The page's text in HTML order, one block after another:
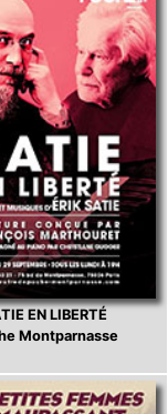
EN LIBERTÉ
Montparnasse